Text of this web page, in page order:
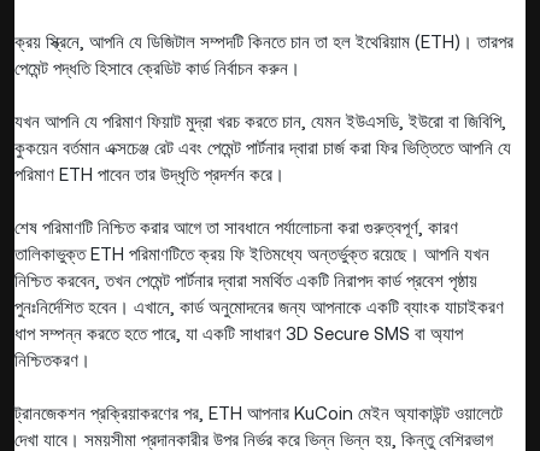
ক্রয় স্ক্রিনে, আপনি যে ডিজিটাল সম্পদটি কিনতে চান তা হল ইথেরিয়াম (ETH)। তারপর
পেমেন্ট পদ্ধতি হিসাবে ক্রেডিট কার্ড নির্বাচন করুন।
যখন আপনি যে পরিমাণ ফিয়াট মুদ্রা খরচ করতে চান, যেমন ইউএসডি, ইউরো বা জিবিপি,
কুকয়েন বর্তমান এক্সচেঞ্জ রেট এবং পেমেন্ট পার্টনার দ্বারা চার্জ করা ফির ভিত্তিতে আপনি যে
পরিমাণ ETH পাবেন তার উদ্ধৃতি প্রদর্শন করে।
শেষ পরিমাণটি নিশ্চিত করার আগে তা সাবধানে পর্যালোচনা করা গুরুত্বপূর্ণ, কারণ
তালিকাভুক্ত ETH পরিমাণটিতে ক্রয় ফি ইতিমধ্যে অন্তর্ভুক্ত রয়েছে। আপনি যখন
নিশ্চিত করবেন, তখন পেমেন্ট পার্টনার দ্বারা সমর্থিত একটি নিরাপদ কার্ড প্রবেশ পৃষ্ঠায়
পুনঃনির্দেশিত হবেন। এখানে, কার্ড অনুমোদনের জন্য আপনাকে একটি ব্যাংক যাচাইকরণ
ধাপ সম্পন্ন করতে হতে পারে, যা একটি সাধারণ 3D Secure SMS বা অ্যাপ
নিশ্চিতকরণ।
ট্রানজেকশন প্রক্রিয়াকরণের পর, ETH আপনার KuCoin মেইন অ্যাকাউন্ট ওয়ালেটে
দেখা যাবে। সময়সীমা প্রদানকারীর উপর নির্ভর করে ভিন্ন ভিন্ন হয়, কিন্তু বেশিরভাগ